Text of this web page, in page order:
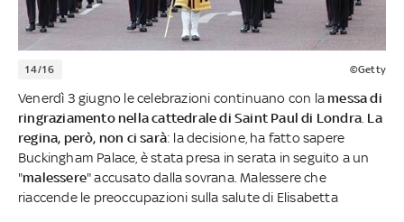
14/16 ©Getty
Venerdì 3 giugno le celebrazioni continuano con la messa di
ringraziamento nella cattedrale di Saint Paul di Londra La
regina, però, non ci sarà: la decisione, ha fatto sapere
Buckingham Palace, è stata presa in serata in seguito a un
"malessere" accusato dalla sovrana. Malessere che
riaccende le preoccupazioni sulla salute di Elisabetta